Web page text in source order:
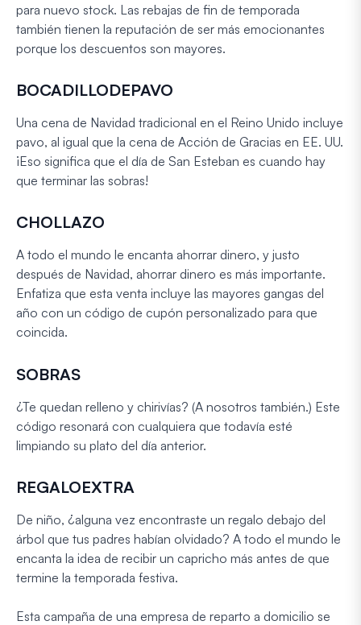
para nuevo stock. Las rebajas de fin de temporada
también tienen la reputación de ser más emocionantes
porque los descuentos son mayores.
BOCADILLODEPAVO
Una cena de Navidad tradicional en el Reino Unido incluye
pavo, al igual que la cena de Acción de Gracias en EE. UU.
¡Eso significa que el día de San Esteban es cuando hay
que terminar las sobras!
CHOLLAZO
A todo el mundo le encanta ahorrar dinero, y justo
después de Navidad, ahorrar dinero es más importante.
Enfatiza que esta venta incluye las mayores gangas del
año con un código de cupón personalizado para que
coincida.
SOBRAS
¿Te quedan relleno y chirivías? (A nosotros también.) Este
código resonará con cualquiera que todavía esté
limpiando su plato del día anterior.
REGALOEXTRA
De niño, ¿alguna vez encontraste un regalo debajo del
árbol que tus padres habían olvidado? A todo el mundo le
encanta la idea de recibir un capricho más antes de que
termine la temporada festiva.
Esta campaña de una empresa de reparto a domicilio se